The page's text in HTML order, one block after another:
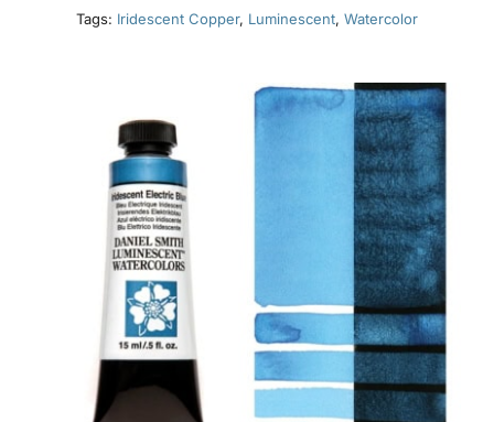
Tags: Iridescent Copper, Luminescent, Watercolor